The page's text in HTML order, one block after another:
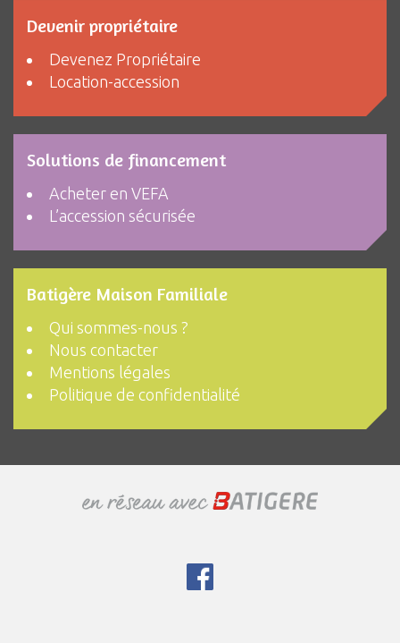
Devenir propriétaire
Devenez Propriétaire
Location-accession
Solutions de financement
Acheter en VEFA
L’accession sécurisée
Batigère Maison Familiale
Qui sommes-nous ?
Nous contacter
Mentions légales
Politique de confidentialité